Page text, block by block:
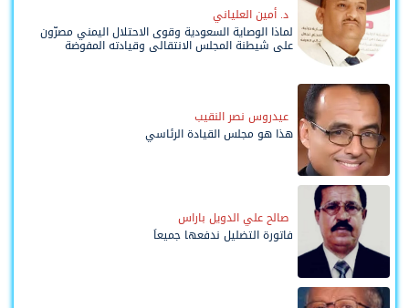
د. أمين العلياني
لماذا الوصاية السعودية وقوى الاحتلال اليمني مصرّون
على شيطنة المجلس الانتقالي وقيادته المفوضة
عيدروس نصر النقيب
هذا هو مجلس القيادة الرئاسي
صالح علي الدويل باراس
فاتورة التضليل ندفعها جميعاً